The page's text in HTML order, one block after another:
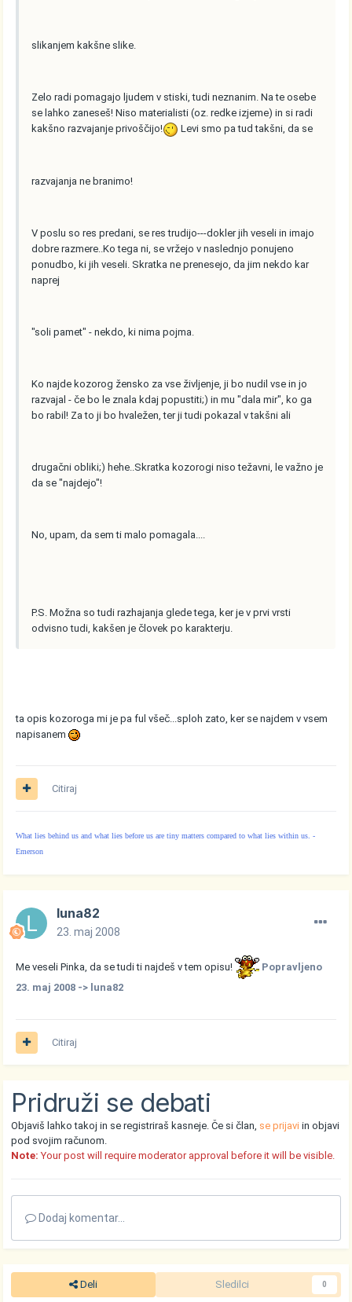
slikanjem kakšne slike.
Zelo radi pomagajo ljudem v stiski, tudi neznanim. Na te osebe
se lahko zaneseš! Niso materialisti (oz. redke izjeme) in si radi
kakšno razvajanje privoščijo!
Levi smo pa tud takšni, da se
razvajanja ne branimo!
V poslu so res predani, se res trudijo---dokler jih veseli in imajo
dobre razmere..Ko tega ni, se vržejo v naslednjo ponujeno
ponudbo, ki jih veseli. Skratka ne prenesejo, da jim nekdo kar
naprej
"soli pamet" - nekdo, ki nima pojma.
Ko najde kozorog žensko za vse življenje, ji bo nudil vse in jo
razvajal - če bo le znala kdaj popustiti;) in mu "dala mir", ko ga
bo rabil! Za to ji bo hvaležen, ter ji tudi pokazal v takšni ali
drugačni obliki;) hehe..Skratka kozorogi niso težavni, le važno je
da se "najdejo"!
No, upam, da sem ti malo pomagala....
P.S. Možna so tudi razhajanja glede tega, ker je v prvi vrsti
odvisno tudi, kakšen je človek po karakterju.
ta opis kozoroga mi je pa ful všeč...sploh zato, ker se najdem v vsem
napisanem
Citiraj
What lies behind us and what lies before us are tiny matters compared to what lies within us. -
Emerson
luna82
23. maj 2008
Me veseli Pinka, da se tudi ti najdeš v tem opisu!
Popravljeno
23. maj 2008 -> luna82
Citiraj
Pridruži se debati
Objaviš lahko takoj in se registriraš kasneje. Če si član, se prijavi in objavi
pod svojim računom.
Note: Your post will require moderator approval before it will be visible.
Dodaj komentar...
Deli Sledilci 0